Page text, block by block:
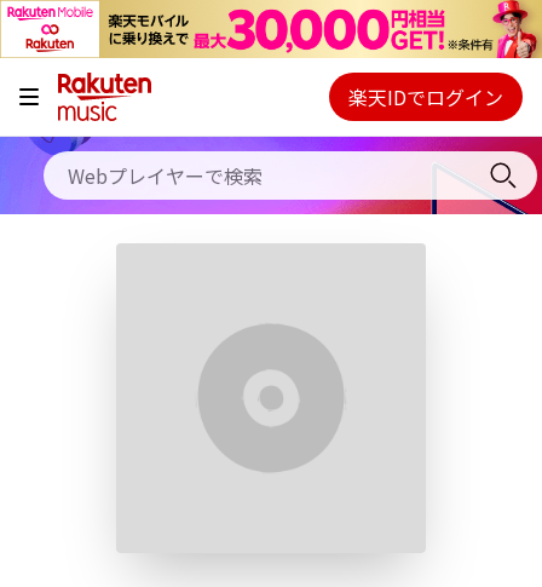
キャンペーン
料金プラン
使い方
Webプレイヤー
ご契約内容の確認・変更
楽天IDでログイン